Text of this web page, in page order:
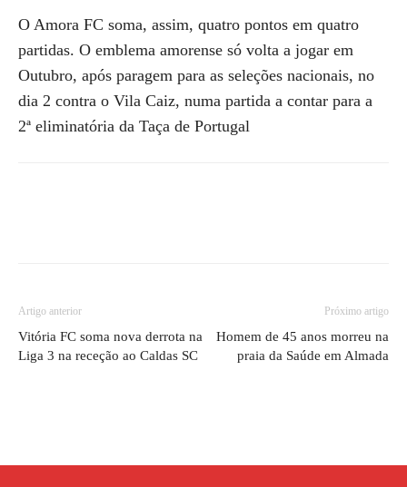
O Amora FC soma, assim, quatro pontos em quatro
partidas. O emblema amorense só volta a jogar em
Outubro, após paragem para as seleções nacionais, no
dia 2 contra o Vila Caiz, numa partida a contar para a
2ª eliminatória da Taça de Portugal
Artigo anterior
Vitória FC soma nova derrota na
Liga 3 na receção ao Caldas SC
Próximo artigo
Homem de 45 anos morreu na
praia da Saúde em Almada